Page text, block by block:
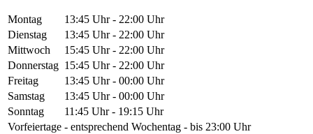
Montag
13:45 Uhr - 22:00 Uhr
Dienstag
13:45 Uhr - 22:00 Uhr
Mittwoch
15:45 Uhr - 22:00 Uhr
Donnerstag 15:45 Uhr - 22:00 Uhr
Freitag
13:45 Uhr - 00:00 Uhr
Samstag
13:45 Uhr - 00:00 Uhr
Sonntag
11:45 Uhr - 19:15 Uhr
Vorfeiertage - entsprechend Wochentag - bis 23:00 Uhr